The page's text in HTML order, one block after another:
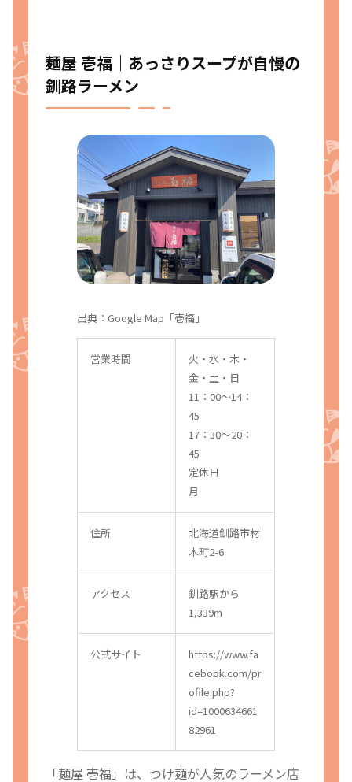
麺屋 壱福｜あっさりスープが自慢の
釧路ラーメン
出典： Google Map「壱福」
営業時間
火・水・木・
金・土・日
11：00〜14：
45
17：30〜20：
45
定休日
月
住所
北海道釧路市材
木町2-6
アクセス
釧路駅から
1,339m
公式サイト
https://www.fa
cebook.com/pr
ofile.php?
id=1000634661
82961
「麺屋 壱福」は、つけ麺が人気のラーメン店